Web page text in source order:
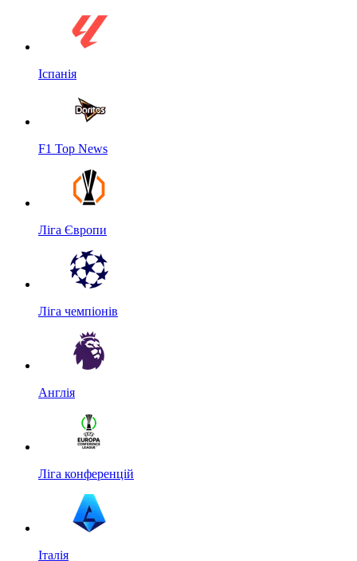
Іспанія
F1 Top News
Ліга Європи
Ліга чемпіонів
Англія
Ліга конференцій
Італія